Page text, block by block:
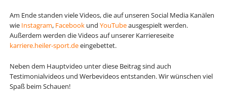
Am Ende standen viele Videos, die auf unseren Social Media Kanälen
wie Instagram, Facebook und YouTubeausgespielt werden.
Außerdem werden die Videos auf unserer Karriereseite
karriere.heiler-sport.deeingebettet.
Neben dem Hauptvideo unter diese Beitrag sind auch
Testimonialvideos und Werbevideos entstanden. Wir wünschen viel
Spaß beim Schauen!